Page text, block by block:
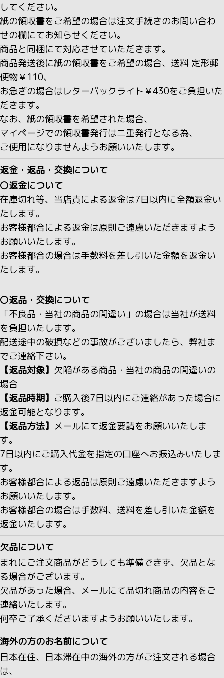
してください。
紙の領収書をご希望の場合は注文手続きのお問い合わ
せの欄にてお知らせください。
商品と同梱にて対応させていただきます。
商品発送後に紙の領収書をご希望の場合、送料 定形郵
便物￥110、
お急ぎの場合はレターパックライト￥430をご負担いた
だきます。
なお、紙の領収書を希望された場合、
マイページでの領収書発行は二重発行となる為、
ご使用になりませんようお願いいたします。
返金・返品・交換について
〇返金について
在庫切れ等、当店責による返金は7日以内に全額返金い
たします。
お客様都合による返金は原則ご遠慮いただきますよう
お願いいたします。
お客様都合の場合は手数料を差し引いた金額を返金い
たします。
〇返品・交換について
「不良品・当社の商品の間違い」の場合は当社が送料
を負担いたします。
配送途中の破損などの事故がございましたら、弊社ま
でご連絡下さい。
【返品対象】 欠陥がある商品・当社の商品の間違いの
場合
【返品時期】 ご購入後7日以内にご連絡があった場合に
返金可能となります。
【返品方法】 メールにて返金要請をお願いいたしま
す。
7日以内にご購入代金を指定の口座へお振込みいたしま
す。
お客様都合による返品は原則ご遠慮いただきますよう
お願いいたします。
お客様都合の場合は手数料、送料を差し引いた金額を
返金いたします。
欠品について
まれにご注文商品がどうしても準備できず、欠品とな
る場合がございます。
欠品があった場合、メールにて品切れ商品の内容をご
連絡いたします。
何卒ご了承くださいますようお願いいたします。
海外の方のお名前について
日本在住、日本滞在中の海外の方がご注文される場合
は、